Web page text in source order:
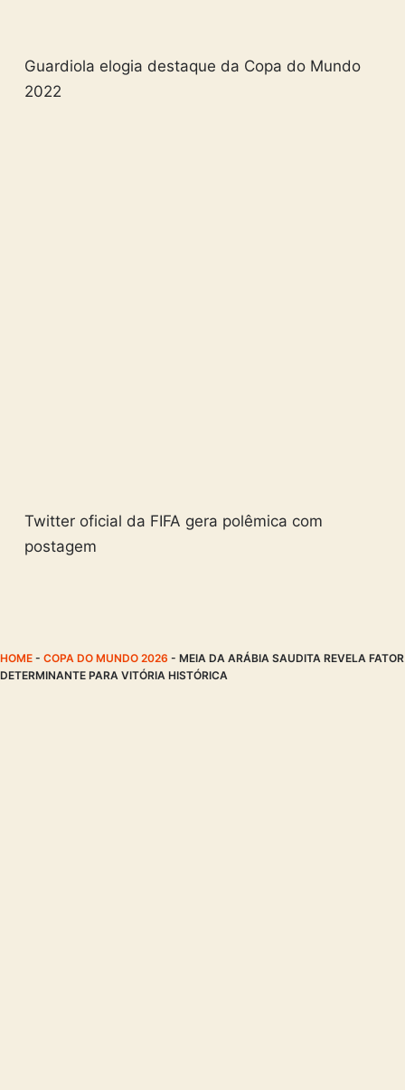
Guardiola elogia destaque da Copa do Mundo
2022
Twitter oficial da FIFA gera polêmica com
postagem
HOME - COPA DO MUNDO 2026 - MEIA DA ARÁBIA SAUDITA REVELA FATOR
DETERMINANTE PARA VITÓRIA HISTÓRICA